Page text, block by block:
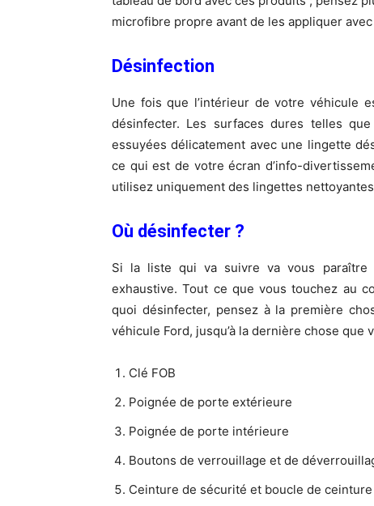
microfibre propre avant de les appliquer
Désinfection
Une fois que l’intérieur de votre véhicule
désinfecter. Les surfaces dures telles
essuyées délicatement avec une lingette
ce qui est de votre écran d’info-
utilisez uniquement des lingettes
Où désinfecter ?
Si la liste qui va suivre va vous paraître
exhaustive. Tout ce que vous touchez au
quoi désinfecter, pensez à la première
véhicule Ford, jusqu’à la dernière chose que
Clé FOB
Poignée de porte extérieure
Poignée de porte intérieure
Boutons de verrouillage et de
Ceinture de sécurité et boucle de